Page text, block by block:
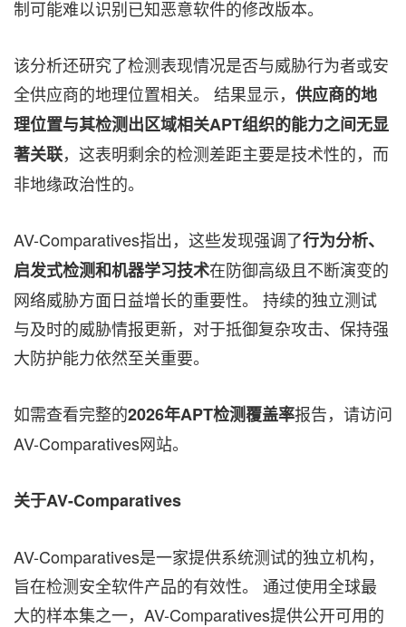
制可能难以识别已知恶意软件的修改版本。
该分析还研究了检测表现情况是否与威胁行为者或安
全供应商的地理位置相关。 结果显示， 供应商的地
理位置与其检测出区域相关APT组织的能力之间无显
著关联，这表明剩余的检测差距主要是技术性的，而
非地缘政治性的。
AV-Comparatives指出，这些发现强调了行为分析、
启发式检测和机器学习技术在防御高级且不断演变的
网络威胁方面日益增长的重要性。 持续的独立测试
与及时的威胁情报更新，对于抵御复杂攻击、保持强
大防护能力依然至关重要。
如需查看完整的2026年APT检测覆盖率报告，请访问
AV-Comparatives网站。
关于AV-Comparatives
AV-Comparatives是一家提供系统测试的独立机构，
旨在检测安全软件产品的有效性。 通过使用全球最
大的样本集之一，AV-Comparatives提供公开可用的